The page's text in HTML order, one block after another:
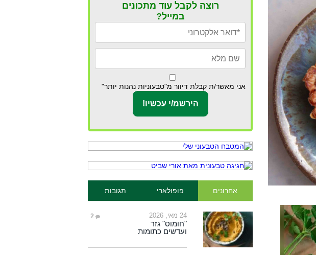
רוצה לקבל עוד מתכונים
במייל?
אני מאשר/ת קבלת דיוור מ"טבעוניות נהנות יותר"
אחרונים פופולארי תגובות
24 מאי, 2026 2
"חומוס" גזר
ועדשים כתומות